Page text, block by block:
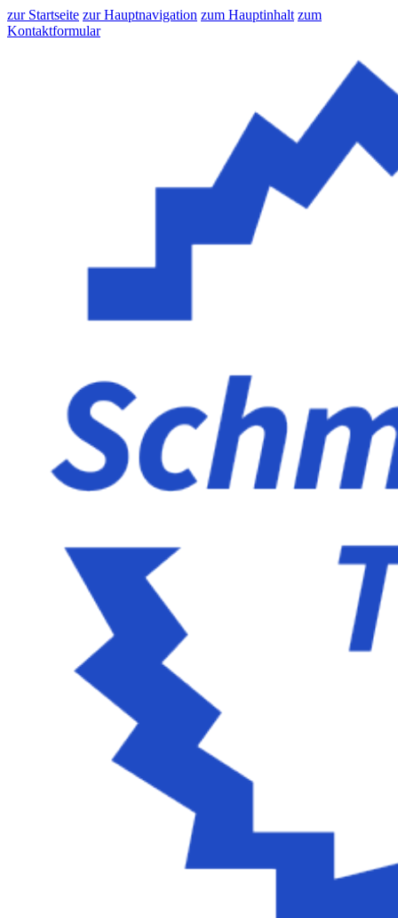
zur Startseite zur Hauptnavigation zum Hauptinhalt zum
Kontaktformular